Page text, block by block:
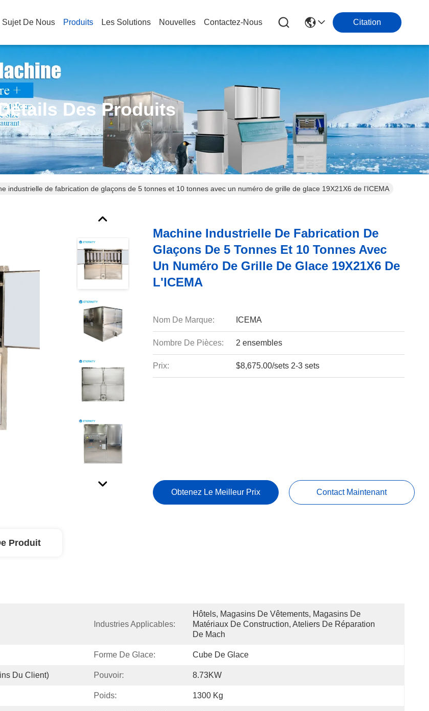
Sujet De Nous Produits Les Solutions Nouvelles Contactez-Nous Citation
Des Produits
industrielle de fabrication de glaçons de 5 tonnes et 10 tonnes avec un numéro de grille de glace 19X21X6 de l'ICEMA
Machine Industrielle De Fabrication De
Glaçons De 5 Tonnes Et 10 Tonnes Avec
Un Numéro De Grille De Glace 19X21X6 De
L'ICEMA
Nom De Marque: ICEMA
Nombre De Pièces: 2 ensembles
Prix: $8,675.00/sets 2-3 sets
Obtenez Le Meilleur Prix Contact Maintenant
Produit
Industries Applicables:
Hôtels, Magasins De Vêtements, Magasins De
Matériaux De Construction, Ateliers De Réparation
De Mach
Forme De Glace: Cube De Glace
Du Client) Pouvoir: 8.73KW
Poids: 1300 Kg